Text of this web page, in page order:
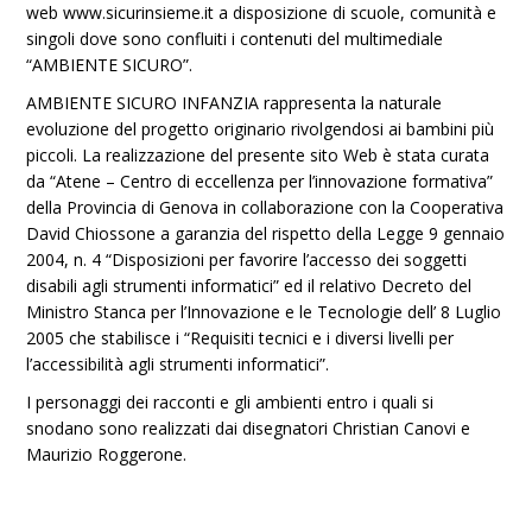
web www.sicurinsieme.it a disposizione di scuole, comunità e
singoli dove sono confluiti i contenuti del multimediale
“AMBIENTE SICURO”.
AMBIENTE SICURO INFANZIA rappresenta la naturale
evoluzione del progetto originario rivolgendosi ai bambini più
piccoli. La realizzazione del presente sito Web è stata curata
da “Atene – Centro di eccellenza per l’innovazione formativa”
della Provincia di Genova in collaborazione con la Cooperativa
David Chiossone a garanzia del rispetto della Legge 9 gennaio
2004, n. 4 “Disposizioni per favorire l’accesso dei soggetti
disabili agli strumenti informatici” ed il relativo Decreto del
Ministro Stanca per l’Innovazione e le Tecnologie dell’ 8 Luglio
2005 che stabilisce i “Requisiti tecnici e i diversi livelli per
l’accessibilità agli strumenti informatici”.
I personaggi dei racconti e gli ambienti entro i quali si
snodano sono realizzati dai disegnatori Christian Canovi e
Maurizio Roggerone.